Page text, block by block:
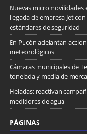
Nuevas micromovilidades
llegada de empresa Jet
estándares de seguridad
En Pucón adelantan
meteorológicos
Cámaras municipales de
tonelada y media de
Heladas: reactivan
medidores de agua
PÁGINAS